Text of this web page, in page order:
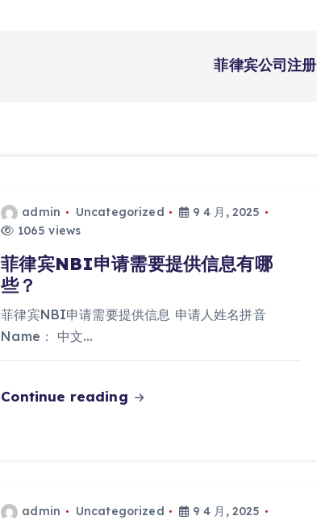
菲律宾公司注册
admin Uncategorized
9 4 月, 2025
1065 views
菲律宾NBI申请需要提供信息有哪
些？
菲律宾NBI申请需要提供信息 申请人姓名拼音
Name： 中文…
Continue reading
admin Uncategorized
9 4 月, 2025